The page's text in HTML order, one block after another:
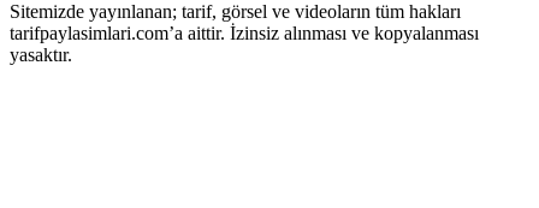
Sitemizde yayınlanan; tarif, görsel ve videoların tüm hakları
tarifpaylasimlari.com’a aittir. İzinsiz alınması ve kopyalanması
yasaktır.